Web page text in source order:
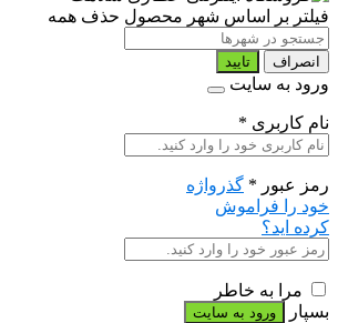
فیلتر بر اساس شهر محصول حذف همه
انصراف تایید
ورود به سایت
نام کاربری *
رمز عبور * گذرواژه
خود را فراموش
کرده اید؟
مرا به خاطر
بسپار